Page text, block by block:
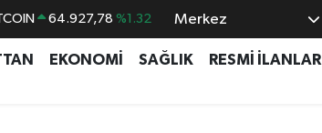
DOLAR 47,5971 %0.05
EURO 55,1336 %0.18
Merkez
EKONOMİ SAĞLIK
RESMİ İLANLAR